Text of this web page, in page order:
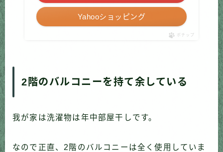
Yahooショッピング
ポチップ
2階のバルコニーを持て余している
我が家は洗濯物は年中部屋干しです。
なので正直、2階のバルコニーは全く使用していま